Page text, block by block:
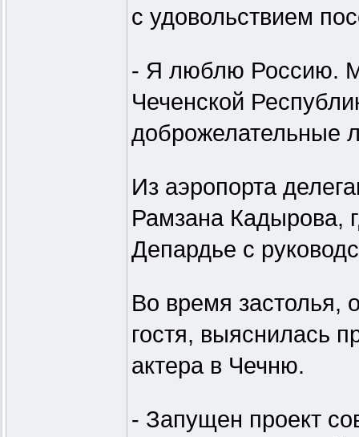
с удовольствием
- Я люблю Россию.
Чеченской
доброжелательные
Из аэропорта
Рамзана Кадырова,
Депардье с
Во время застолья,
гостя, выяснилась
актера в Чечню.
- Запущен проект